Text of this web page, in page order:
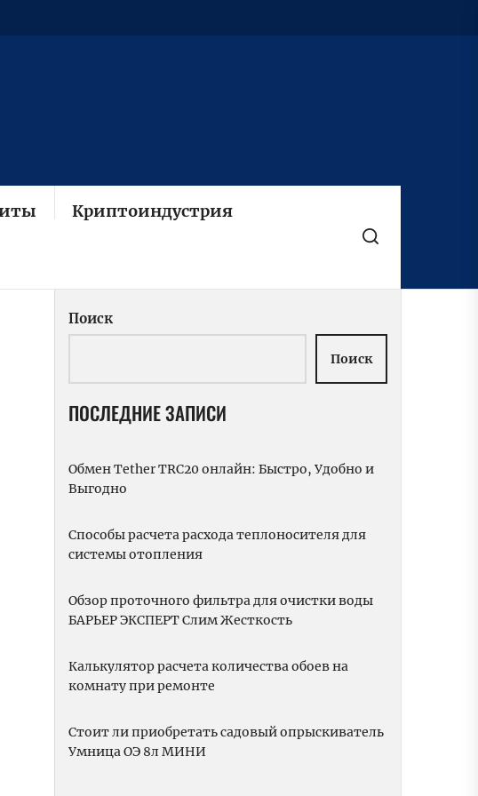
Криптоиндустрия
Поиск
Поиск
ПОСЛЕДНИЕ ЗАПИСИ
Обмен Tether TRC20 онлайн: Быстро, Удобно и
Выгодно
Способы расчета расхода теплоносителя для
системы отопления
Обзор проточного фильтра для очистки воды
БАРЬЕР ЭКСПЕРТ Слим Жесткость
Калькулятор расчета количества обоев на
комнату при ремонте
Стоит ли приобретать садовый опрыскиватель
Умница ОЭ 8л МИНИ